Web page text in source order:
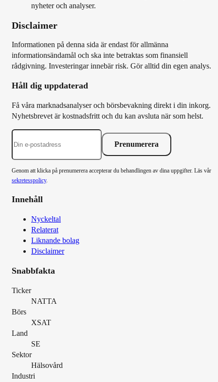
nyheter och analyser.
Disclaimer
Informationen på denna sida är endast för allmänna
informationsändamål och ska inte betraktas som finansiell
rådgivning. Investeringar innebär risk. Gör alltid din egen analys.
Håll dig uppdaterad
Få våra marknadsanalyser och börsbevakning direkt i din inkorg.
Nyhetsbrevet är kostnadsfritt och du kan avsluta när som helst.
Prenumerera
Genom att klicka på prenumerera accepterar du behandlingen av dina uppgifter. Läs vår
sekretesspolicy.
Innehåll
Nyckeltal
Relaterat
Liknande bolag
Disclaimer
Snabbfakta
Ticker
NATTA
Börs
XSAT
Land
SE
Sektor
Hälsovård
Industri